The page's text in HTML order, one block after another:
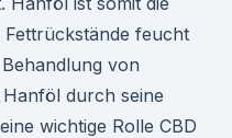
feucht
von
durch seine
wichtige Rolle CBD